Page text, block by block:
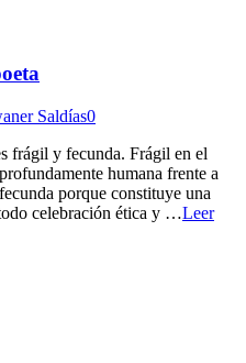
Saldías0
frágil y fecunda. Frágil en el
humana frente a
porque constituye una
celebración ética y …Leer